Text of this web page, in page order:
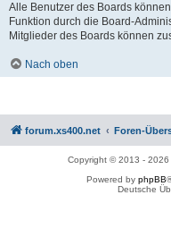
Alle Benutzer des Boards
Funktion durch die Board-
Mitglieder des Boards können
Nach oben
forum.xs400.net Foren-
Copyright © 2013 - 2026
Powered by phpBB
Deutsche